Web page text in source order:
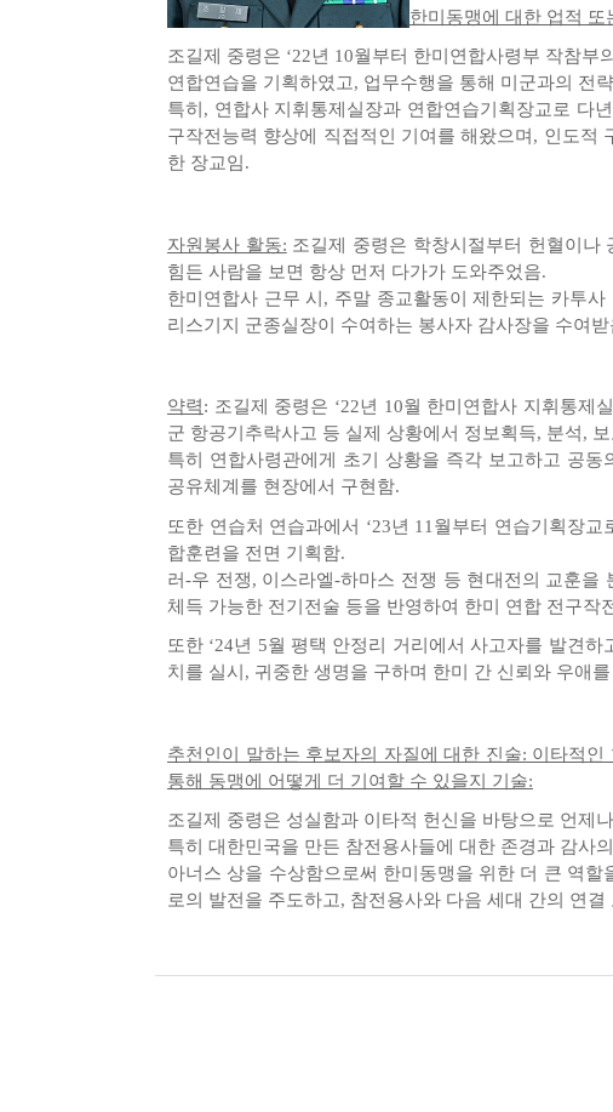
한미동맹에 대한 업적 또
조길제 중령은 ‘22년 10월부터 한미연합사령부 작참
연합연습을 기획하였고, 업무수행을 통해 미군과의 전
특히, 연합사 지휘통제실장과 연합연습기획장교로 다
구작전능력 향상에 직접적인 기여를 해왔으며, 인도적
한 장교임.
자원봉사 활동: 조길제 중령은 학창시절부터 헌혈이나
힘든 사람을 보면 항상 먼저 다가가 도와주었음.
한미연합사 근무 시, 주말 종교활동이 제한되는 카투
리스기지 군종실장이 수여하는 봉사자 감사장을 수여받
약력: 조길제 중령은 ‘22년 10월 한미연합사 지휘통제
군 항공기추락사고 등 실제 상황에서 정보획득, 분석,
특히 연합사령관에게 초기 상황을 즉각 보고하고 공
공유체계를 현장에서 구현함.
또한 연습처 연습과에서 ‘23년 11월부터 연습기획장교
합훈련을 전면 기획함.
러-우 전쟁, 이스라엘-하마스 전쟁 등 현대전의 교훈을
체득 가능한 전기전술 등을 반영하여 한미 연합 전구작
또한 ‘24년 5월 평택 안정리 거리에서 사고자를 발견
치를 실시, 귀중한 생명을 구하며 한미 간 신뢰와 우애
추천인이 말하는 후보자의 자질에 대한 진술: 이타적
통해 동맹에 어떻게 더 기여할 수 있을지 기술:
조길제 중령은 성실함과 이타적 헌신을 바탕으로 언제
특히 대한민국을 만든 참전용사들에 대한 존경과 감사
아너스 상을 수상함으로써 한미동맹을 위한 더 큰 역
로의 발전을 주도하고, 참전용사와 다음 세대 간의 연결